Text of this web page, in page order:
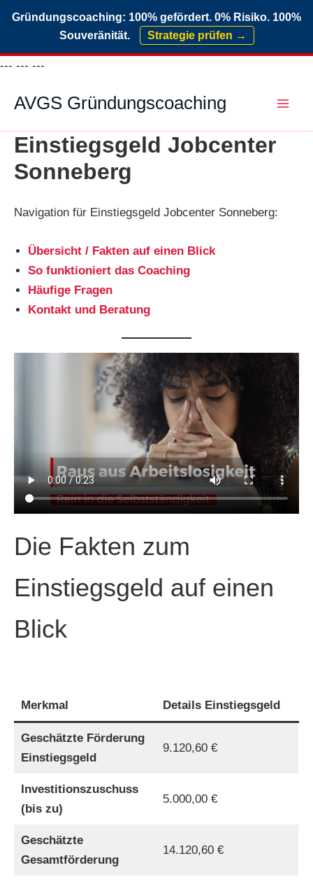
Gründungscoaching: 100% gefördert. 0% Risiko. 100%
Souveränität.
Strategie prüfen →
--- --- ---
springen
AVGS Gründungscoaching
Einstiegsgeld Jobcenter
Sonneberg
Navigation für Einstiegsgeld Jobcenter Sonneberg:
Übersicht / Fakten auf einen Blick
So funktioniert das Coaching
Häufige Fragen
Kontakt und Beratung
Die Fakten zum
Einstiegsgeld auf einen
Blick
Merkmal Details Einstiegsgeld
Geschätzte Förderung
Einstiegsgeld
9.120,60 €
Investitionszuschuss
(bis zu)
5.000,00 €
Geschätzte
Gesamtförderung
14.120,60 €